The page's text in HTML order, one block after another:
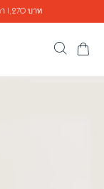
1,270 บาท
ค้นหา